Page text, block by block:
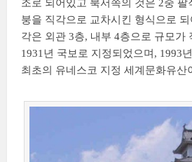
조로 되어있고 북서쪽의 것은 2중 팔
붕을 직각으로 교차시킨 형식으로
각은 외관 3층, 내부 4층으로 규모가
1931년 국보로 지정되었으며, 1993
최초의 유네스코 지정 세계문화유산